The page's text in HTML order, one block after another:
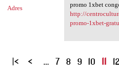
Adres
promo 1xbet
http://
promo-1xbet-
S
… 7 8 9 10 11 12